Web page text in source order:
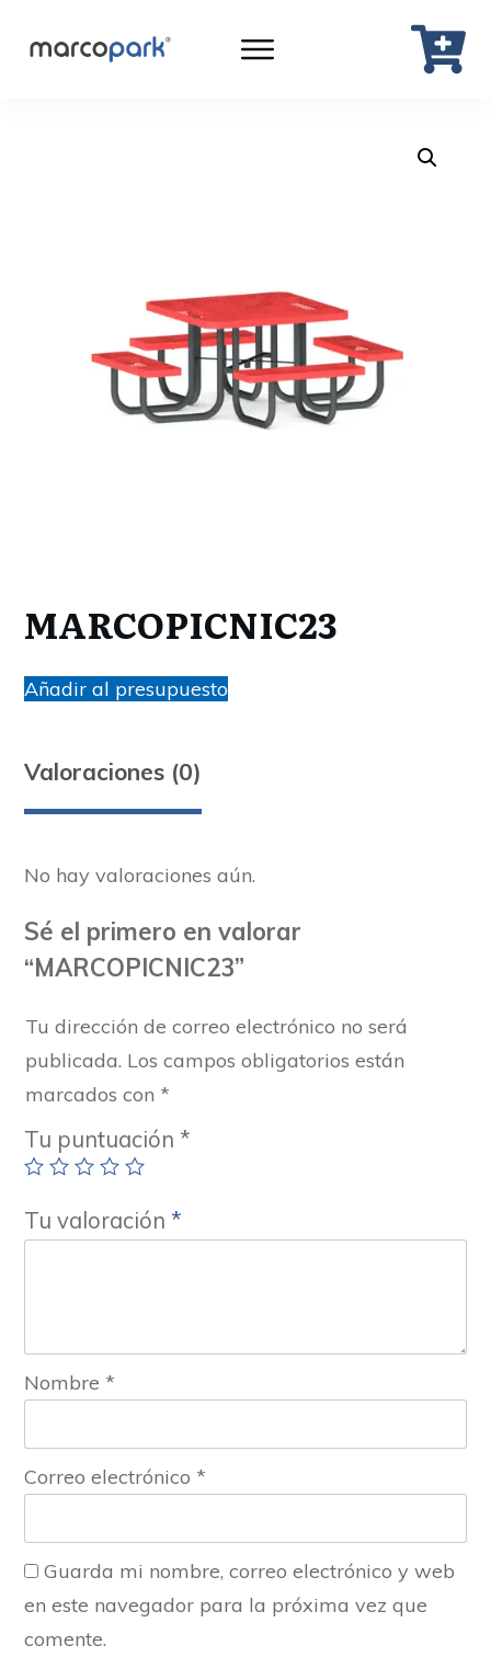
MARCOPICNIC23
Añadir al presupuesto
Valoraciones (0)
No hay valoraciones aún.
Sé el primero en valorar
“MARCOPICNIC23”
Tu dirección de correo electrónico no será
publicada. Los campos obligatorios están
marcados con *
Tu puntuación *
Tu valoración *
Nombre *
Correo electrónico *
Guarda mi nombre, correo electrónico y web
en este navegador para la próxima vez que
comente.